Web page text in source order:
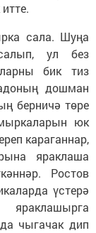
сала. Шуңа
ул без
бик тиз
дошман
берничә төре
юк
караганнар,
яраклаша
Ростов
үстерә
чыгачак дип